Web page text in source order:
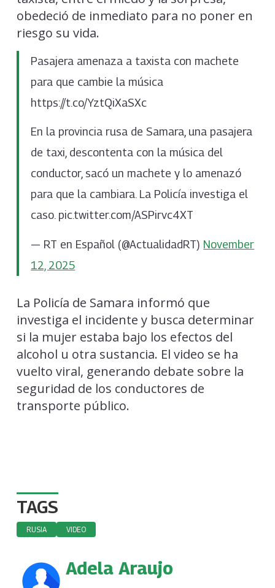
obedeció de inmediato para no poner en
riesgo su vida.
Pasajera amenaza a taxista con machete
para que cambie la música
https://t.co/YztQiXaSXc
En la provincia rusa de Samara, una pasajera
de taxi, descontenta con la música del
conductor, sacó un machete y lo amenazó
para que la cambiara. La Policía investiga el
caso. pic.twitter.com/ASPirvc4XT
— RT en Español (@ActualidadRT) November
12, 2025
La Policía de Samara informó que
investiga el incidente y busca determinar
si la mujer estaba bajo los efectos del
alcohol u otra sustancia. El video se ha
vuelto viral, generando debate sobre la
seguridad de los conductores de
transporte público.
TAGS
RUSIA VIDEO
Adela Araujo